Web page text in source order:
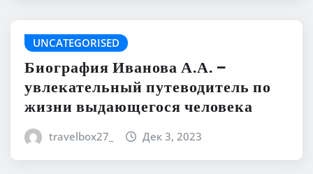
UNCATEGORISED
Биография Иванова А.А. –
увлекательный путеводитель по
жизни выдающегося человека
travelbox27_ Дек 3, 2023